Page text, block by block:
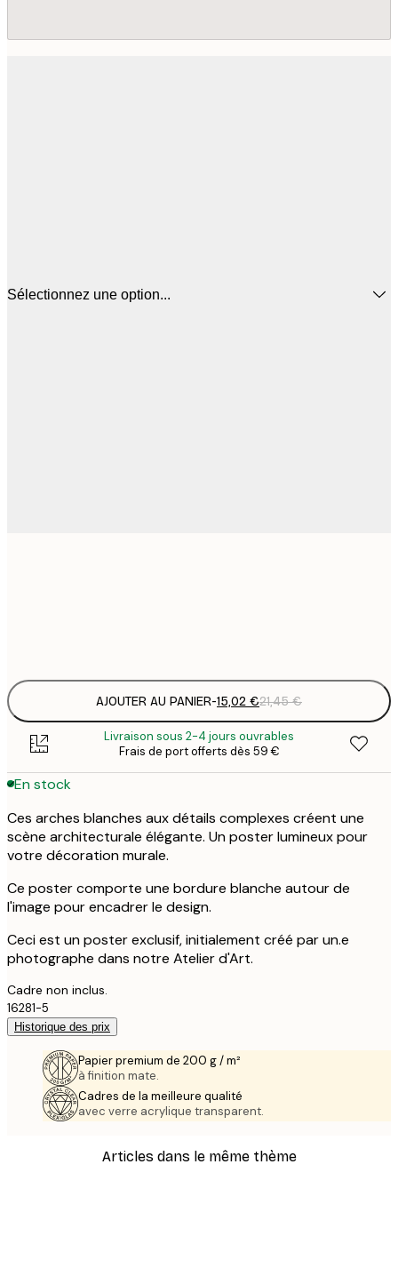
Sélectionnez une option...
AJOUTER AU PANIER-15,02 €21,45 €
Livraison sous 2-4 jours ouvrables
Frais de port offerts dès 59 €
En stock
Ces arches blanches aux détails complexes créent une
scène architecturale élégante. Un poster lumineux pour
votre décoration murale.
Ce poster comporte une bordure blanche autour de
l'image pour encadrer le design.
Ceci est un poster exclusif, initialement créé par un.e
photographe dans notre Atelier d'Art.
Cadre non inclus.
16281-5
Historique des prix
Papier premium de 200 g / m²
à finition mate.
Cadres de la meilleure qualité
avec verre acrylique transparent.
Articles dans le même thème